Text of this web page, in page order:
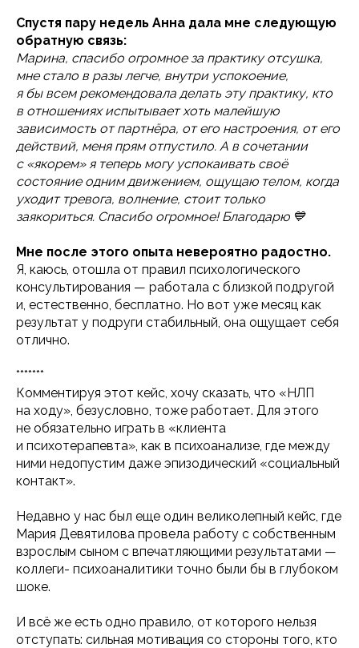
Спустя пару недель Анна дала мне следующую
обратную связь:
Марина, спасибо огромное за практику отсушка,
мне стало в разы легче, внутри успокоение,
я бы всем рекомендовала делать эту практику, кто
в отношениях испытывает хоть малейшую
зависимость от партнёра, от его настроения, от его
действий, меня прям отпустило. А в сочетании
с «якорем» я теперь могу успокаивать своё
состояние одним движением, ощущаю телом, когда
уходит тревога, волнение, стоит только
заякориться. Спасибо огромное! Благодарю 💙
Мне после этого опыта невероятно радостно.
Я, каюсь, отошла от правил психологического
консультирования — работала с близкой подругой
и, естественно, бесплатно. Но вот уже месяц как
результат у подруги стабильный, она ощущает себя
отлично.
*******
Комментируя этот кейс, хочу сказать, что «НЛП
на ходу», безусловно, тоже работает. Для этого
не обязательно играть в «клиента
и психотерапевта», как в психоанализе, где между
ними недопустим даже эпизодический «социальный
контакт».
Недавно у нас был еще один великолепный кейс, где
Мария Девятилова провела работу с собственным
взрослым сыном с впечатляющими результатами —
коллеги- психоаналитики точно были бы в глубоком
шоке.
И всё же есть одно правило, от которого нельзя
отступать: сильная мотивация со стороны того, кто